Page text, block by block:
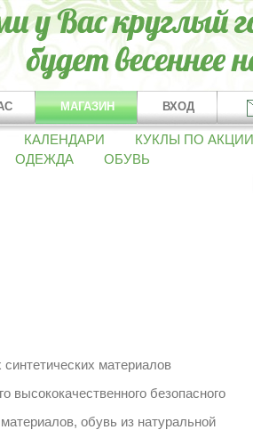
МАГАЗИН ВХОД
КАЛЕНДАРИ КУКЛЫ ПО АКЦИИ
ОДЕЖДА ОБУВЬ
материалов
высококачественного безопасного
обувь из натуральной